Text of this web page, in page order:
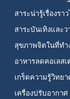
สาระน่ารู้เรื่องรา
สาระบันเทิงและว
สุขภาพจิตในที่ทำ
อาหารลดคอเลสเ
เกร็ดความรู้วิทย
เครื่องปรับอากาศ